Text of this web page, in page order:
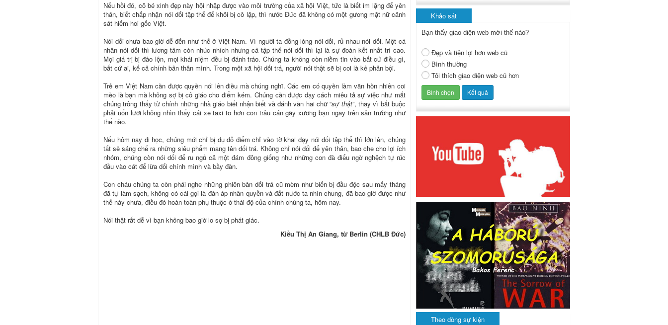
Nếu hồi đó, cô bé xinh đẹp này hội nhập được vào môi trường của xã hội Việt, tức là biết im lặng để yên
thân, biết chấp nhận nói dối tập thể để khỏi bị cô lập, thì nước Đức đã không có một gương mặt nữ cảnh
sát hiếm hoi gốc Việt.
Nói dối chưa bao giờ dễ đến như thế ở Việt Nam. Vì người ta đồng lòng nói dối, rủ nhau nói dối. Một cá
nhân nói dối thì lương tâm còn nhúc nhích nhưng cả tập thể nói dối thì lại là sự đoàn kết nhất trí cao.
Mọi giá trị bị đảo lộn, mọi khái niệm đều bị đánh tráo. Chúng ta không còn niềm tin vào bất cứ điều gì,
bất cứ ai, kể cả chính bản thân mình. Trong một xã hội dối trá, người nói thật sẽ bị coi là kẻ phản bội.
Trẻ em Việt Nam cần được quyền nói lên điều mà chúng nghĩ. Các em có quyền làm văn hồn nhiên coi
mèo là bạn mà không sợ bị cô giáo cho điểm kém. Chúng cần được dạy cách miêu tả sự việc như mắt
chúng trông thấy từ chính những nhà giáo biết nhận biết và đánh vần hai chữ “sự thật”, thay vì bắt buộc
phải uốn lưỡi không nhìn thấy cái xe taxi to hơn con trâu cán gãy xương bạn ngay trên sân trường như
thế nào.
Nếu hôm nay đi học, chúng mới chỉ bị dụ dỗ điểm chỉ vào tờ khai dạy nói dối tập thể thì lớn lên, chúng
tất sẽ sáng chế ra những siêu phẩm mang tên dối trá. Không chỉ nói dối để yên thân, bao che cho lợi ích
nhóm, chúng còn nói dối để ru ngủ cả một đám đông giống như những con đà điểu ngờ nghệch tự rúc
đầu vào cát để lừa dối chính mình và bầy đàn.
Con cháu chúng ta còn phải nghe những phiên bản dối trá cũ mèm như biển bị đầu độc sau mấy tháng
đã tự làm sạch, không có cái gọi là đàn áp nhân quyền và đất nước ta nhìn chung, đã bao giờ được như
thế này chưa, điều đó hoàn toàn phụ thuộc ở thái độ của chính chúng ta, hôm nay.
Nói thật rất dễ vì bạn không bao giờ lo sợ bị phát giác.
Kiều Thị An Giang, từ Berlin (CHLB Đức)
Khảo sát
Bạn thấy giao diện web mới thế nào?
Đẹp và tiện lợi hơn web cũ
Bình thường
Tôi thích giao diện web cũ hơn
Theo dòng sự kiện